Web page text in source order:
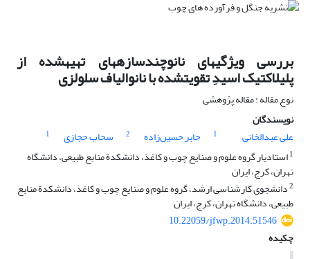
بررسی ویژگی‏های نانوچندسازه‏های تهیه‏شده از
پلی‏‏لاکتیک اسیدِ تقویت‏‏شده با نانو‌الیاف سلولزی
نوع مقاله : مقاله پژوهشی
نویسندگان
علی عبدالخانی
1 جابر حسین‌زاده 2 سحاب حجازی
1
1استادیار گروه علوم و صنایع چوب و کاغذ، دانشکدة منابع طبیعی، دانشگاه
تهران، کرج، ایران
2دانشجوی کارشناسی ارشد، گروه علوم و صنایع چوب و کاغذ، دانشکدة منابع
طبیعی، دانشگاه تهران، کرج، ایران
10.22059/jfwp.2014.51546
چکیده